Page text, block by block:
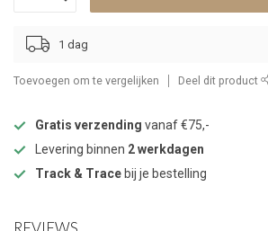
1 dag
Toevoegen om te vergelijken Deel dit product
Gratis verzending vanaf €75,-
Levering binnen 2 werkdagen
Track & Trace bij je bestelling